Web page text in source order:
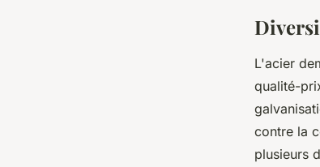
L'acier
qualité-
contre la
plusieurs